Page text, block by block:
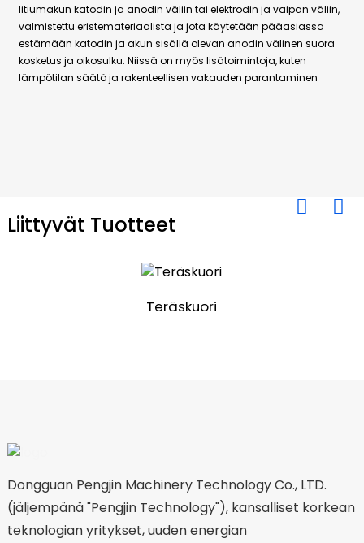
litiumakun katodin ja anodin väliin tai elektrodin ja vaipan väliin,
valmistettu eristemateriaalista ja jota käytetään pääasiassa
estämään katodin ja akun sisällä olevan anodin välinen suora
kosketus ja oikosulku. Niissä on myös lisätoimintoja, kuten
lämpötilan säätö ja rakenteellisen vakauden parantaminen
Liittyvät Tuotteet
Teräskuori
Dongguan Pengjin Machinery Technology Co., LTD.
(jäljempänä "Pengjin Technology"), kansalliset korkean
teknologian yritykset, uuden energian